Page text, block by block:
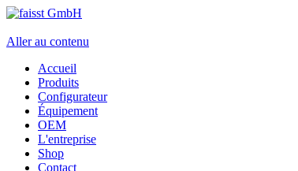
Aller au contenu
Accueil
Produits
Configurateur
Équipement
OEM
L'entreprise
Shop
Contact